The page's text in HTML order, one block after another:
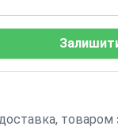
товаром